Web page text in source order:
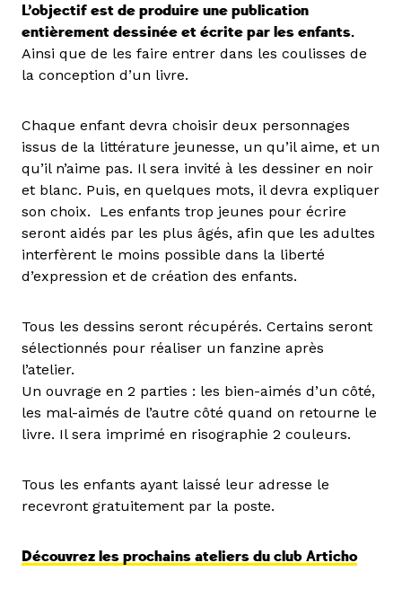
L’objectif est de produire une publication
entièrement dessinée et écrite par les enfants.
Ainsi que de les faire entrer dans les coulisses de
la conception d’un livre.
Chaque enfant devra choisir deux personnages
issus de la littérature jeunesse, un qu’il aime, et un
qu’il n’aime pas. Il sera invité à les dessiner en noir
et blanc. Puis, en quelques mots, il devra expliquer
son choix. Les enfants trop jeunes pour écrire
seront aidés par les plus âgés, afin que les adultes
interfèrent le moins possible dans la liberté
d’expression et de création des enfants.
Tous les dessins seront récupérés. Certains seront
sélectionnés pour réaliser un fanzine après
l’atelier.
Un ouvrage en 2 parties : les bien-aimés d’un côté,
les mal-aimés de l’autre côté quand on retourne le
livre. Il sera imprimé en risographie 2 couleurs.
Tous les enfants ayant laissé leur adresse le
recevront gratuitement par la poste.
Découvrez les prochains ateliers du club Articho